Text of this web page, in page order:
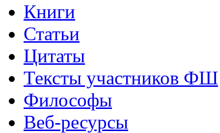
Книги
Статьи
Цитаты
Тексты участников ФШ
Философы
Веб-ресурсы